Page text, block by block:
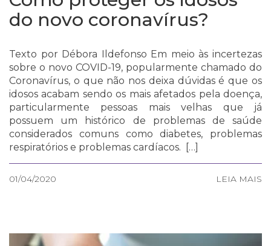
do novo coronavírus?
Texto por Débora Ildefonso Em meio às incertezas
sobre o novo COVID-19, popularmente chamado do
Coronavírus, o que não nos deixa dúvidas é que os
idosos acabam sendo os mais afetados pela doença,
particularmente pessoas mais velhas que já
possuem um histórico de problemas de saúde
considerados comuns como diabetes, problemas
respiratórios e problemas cardíacos. […]
01/04/2020 LEIA MAIS